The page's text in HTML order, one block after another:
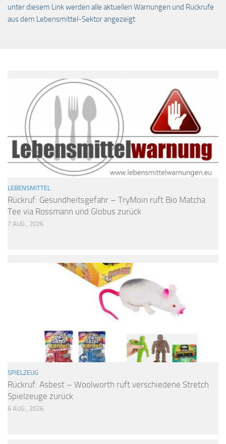
unter diesem Link werden alle aktuellen Warnungen und Rückrufe
aus dem Lebensmittel-Sektor angezeigt
LEBENSMITTEL
Rückruf: Gesundheitsgefahr – TryMoin ruft Bio Matcha
Tee via Rossmann und Globus zurück
7 AUG., 2026
SPIELZEUG
Rückruf: Asbest – Woolworth ruft verschiedene Stretch
Spielzeuge zurück
6 AUG., 2026